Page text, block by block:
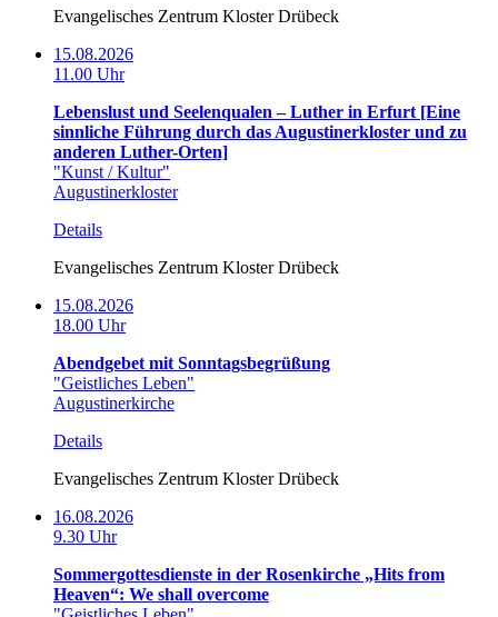
Evangelisches Zentrum Kloster Drübeck
15.08.2026
11.00 Uhr
Lebenslust und Seelenqualen – Luther in Erfurt [Eine
sinnliche Führung durch das Augustinerkloster und zu
anderen Luther-Orten]
"Kunst / Kultur"
Augustinerkloster
Details
Evangelisches Zentrum Kloster Drübeck
15.08.2026
18.00 Uhr
Abendgebet mit Sonntagsbegrüßung
"Geistliches Leben"
Augustinerkirche
Details
Evangelisches Zentrum Kloster Drübeck
16.08.2026
9.30 Uhr
Sommergottesdienste in der Rosenkirche „Hits from
Heaven“: We shall overcome